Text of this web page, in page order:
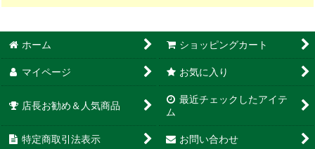
ホーム ショッピングカート
マイページ お気に入り
店長お勧め＆人気商品
最近チェックしたアイテ
ム
特定商取引法表示 お問い合わせ